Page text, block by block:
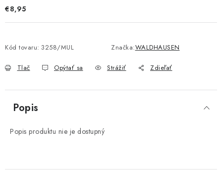
€8,95
Kód tovaru: 3258/MUL Značka:WALDHAUSEN
Tlač Opýtať sa Strážiť Zdieľať
Popis
Popis produktu nie je dostupný